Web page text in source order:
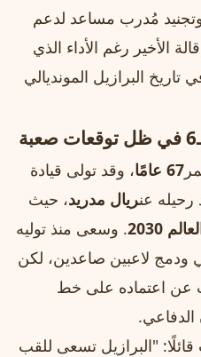
مُدرب مساعد لدعم
الأخير رغم الأداء الذي
البرازيل المونديالي
67 عامًا
، وقد تولى قيادة
ريال مدريد، حيث
2030
. وسعى منذ توليه
ودمج لاعبين صاعدين، لكن
عن اعتماده على خط
"البرازيل تسعى للقب